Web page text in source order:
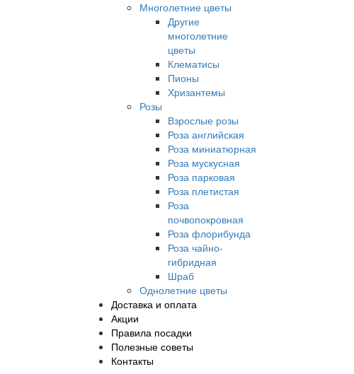
Многолетние цветы
Другие
многолетние
цветы
Клематисы
Пионы
Хризантемы
Розы
Взрослые розы
Роза английская
Роза миниатюрная
Роза мускусная
Роза парковая
Роза плетистая
Роза
почвопокровная
Роза флорибунда
Роза чайно-
гибридная
Шраб
Однолетние цветы
Доставка и оплата
Акции
Правила посадки
Полезные советы
Контакты